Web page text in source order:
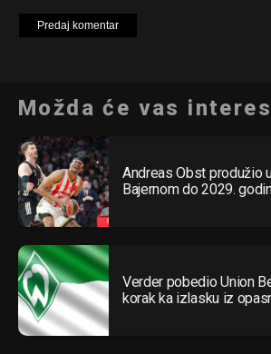
Možda će vas
Andreas Obst produžio
Bajernom do 2029.
Verder pobedio Union
korak ka izlasku iz